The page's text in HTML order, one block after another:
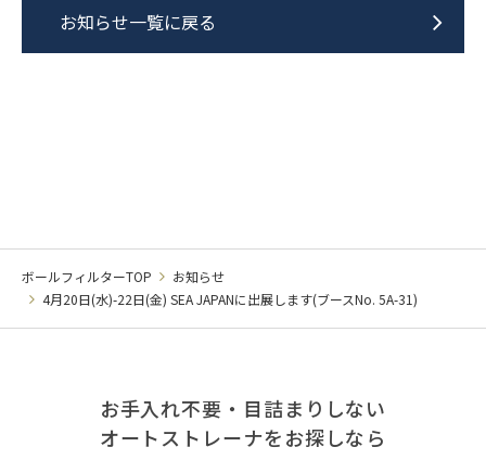
お知らせ一覧に戻る
ボールフィルターTOP
お知らせ
4月20日(水)-22日(金) SEA JAPANに出展します(ブースNo. 5A-31)
お手入れ不要・目詰まりしない
オートストレーナをお探しなら